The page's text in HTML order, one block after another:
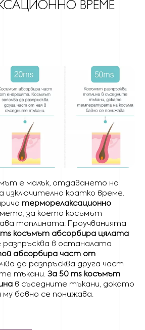
ВРЕМЕ
е малък, отдаването на
изключително кратко време.
терморелаксационно
за което косъмът
топлината. Проучванията
косъмът абсорбира цялата
разпръсква в останалата
абсорбира част от
да разпръсква друга част
тъкани. За 50 ms косъмът
в съседните тъкани, докато
бавно се понижава.